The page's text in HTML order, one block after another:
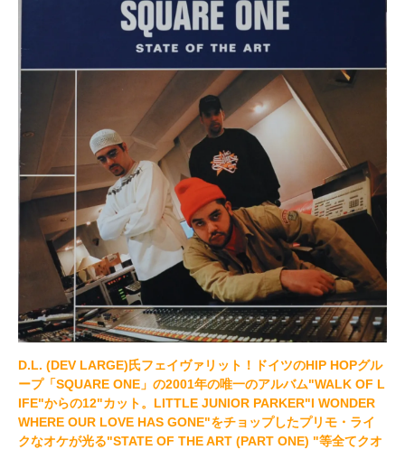
D.L. (DEV LARGE)氏フェイヴァリット！ドイツのHIP HOPグル
ープ「SQUARE ONE」の2001年の唯一のアルバム"WALK OF L
IFE"からの12"カット。LITTLE JUNIOR PARKER"I WONDER
WHERE OUR LOVE HAS GONE"をチョップしたプリモ・ライ
クなオケが光る"STATE OF THE ART (PART ONE) "等全てクオ